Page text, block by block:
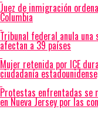
Juez de inmigración
Columbia
Tribunal federal anula
afectan a 39 países
Mujer retenida por ICE
ciudadanía
Protestas enfrentadas se
en Nueva Jersey por las